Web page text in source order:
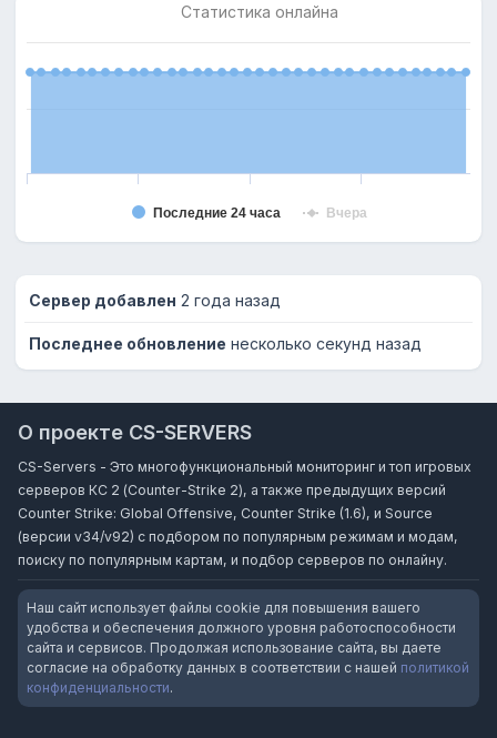
Последние 24 часа Вчера
Статистика онлайна
Сервер добавлен 2 года назад
Последнее обновление несколько секунд назад
О проекте CS-SERVERS
CS-Servers - Это многофункциональный мониторинг и топ игровых
серверов КС 2 (Counter-Strike 2), а также предыдущих версий
Counter Strike: Global Offensive, Counter Strike (1.6), и Source
(версии v34/v92) с подбором по популярным режимам и модам,
поиску по популярным картам, и подбор серверов по онлайну.
Наш сайт использует файлы cookie для повышения вашего
удобства и обеспечения должного уровня работоспособности
сайта и сервисов. Продолжая использование сайта, вы даете
согласие на обработку данных в соответствии с нашей политикой
конфиденциальности.